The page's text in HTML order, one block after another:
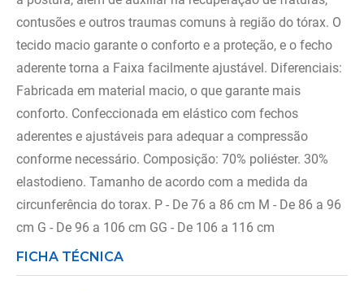
contusões e outros traumas comuns à região do tórax. O
tecido macio garante o conforto e a proteção, e o fecho
aderente torna a Faixa facilmente ajustável. Diferenciais:
Fabricada em material macio, o que garante mais
conforto. Confeccionada em elástico com fechos
aderentes e ajustáveis para adequar a compressão
conforme necessário. Composição: 70% poliéster. 30%
elastodieno. Tamanho de acordo com a medida da
circunferência do torax. P - De 76 a 86 cm M - De 86 a 96
cm G - De 96 a 106 cm GG - De 106 a 116 cm
FICHA TÉCNICA